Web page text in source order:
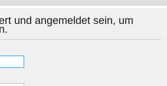
h
und angemeldet sein, um